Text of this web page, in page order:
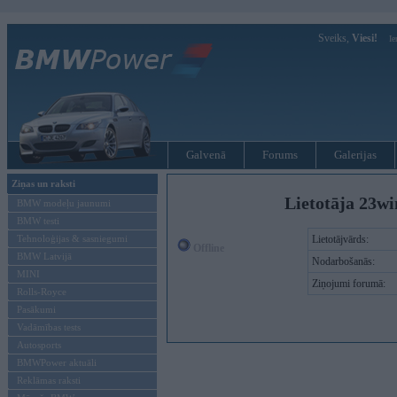
Sveiks, Viesi!
Galvenā Forums Galerijas
Ziņas un raksti
BMW modeļu jaunumi
BMW testi
Tehnoloģijas & sasniegumi
BMW Latvijā
MINI
Rolls-Royce
Pasākumi
Vadāmības tests
Autosports
BMWPower aktuāli
Reklāmas raksti
Lietotāja
Lietotājvārds:
Nodarbošanās:
Ziņojumi forumā: